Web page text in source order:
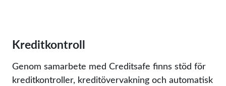
Kreditkontroll
Genom samarbete med Creditsafe finns stöd för
kreditkontroller, kreditövervakning och automatisk